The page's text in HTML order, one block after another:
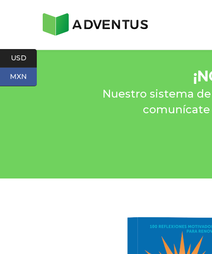
¡
Nuestro sistema
comunícate
USD
MXN